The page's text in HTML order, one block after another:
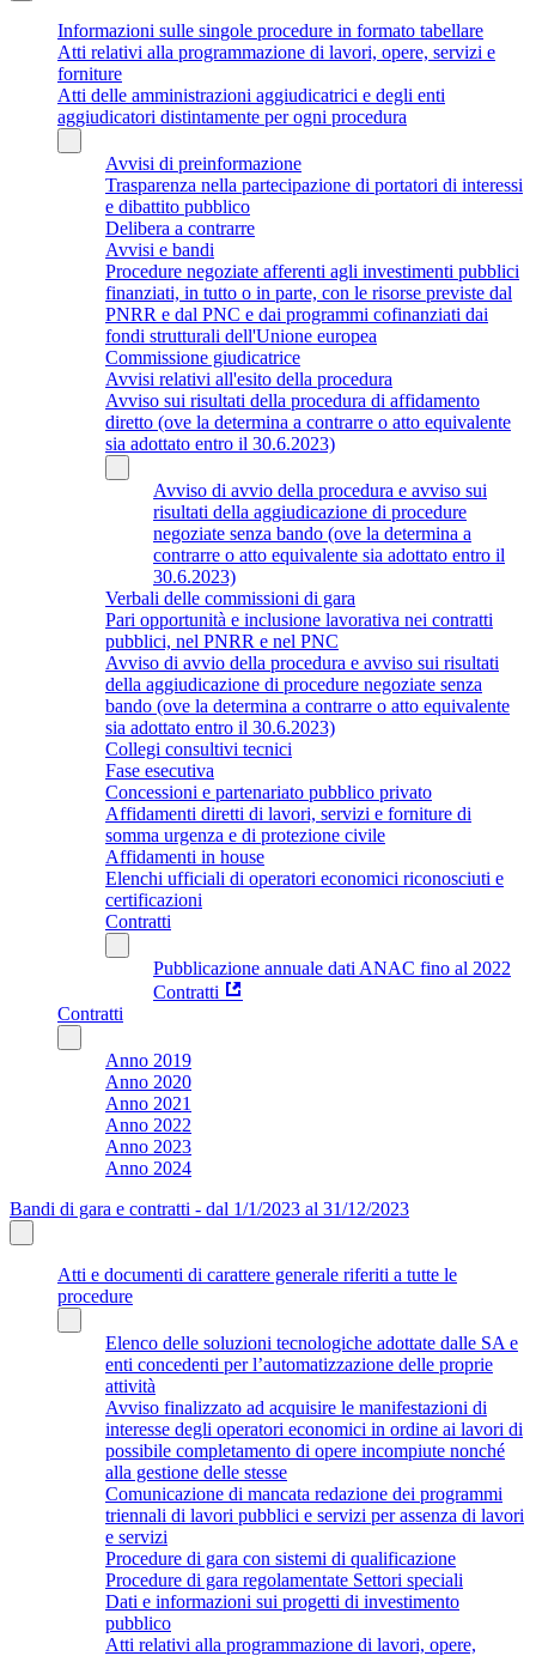
Informazioni sulle singole procedure in formato tabellare
Atti relativi alla programmazione di lavori, opere, servizi e
forniture
Atti delle amministrazioni aggiudicatrici e degli enti
aggiudicatori distintamente per ogni procedura
Avvisi di preinformazione
Trasparenza nella partecipazione di portatori di interessi
e dibattito pubblico
Delibera a contrarre
Avvisi e bandi
Procedure negoziate afferenti agli investimenti pubblici
finanziati, in tutto o in parte, con le risorse previste dal
PNRR e dal PNC e dai programmi cofinanziati dai
fondi strutturali dell'Unione europea
Commissione giudicatrice
Avvisi relativi all'esito della procedura
Avviso sui risultati della procedura di affidamento
diretto (ove la determina a contrarre o atto equivalente
sia adottato entro il 30.6.2023)
Avviso di avvio della procedura e avviso sui
risultati della aggiudicazione di procedure
negoziate senza bando (ove la determina a
contrarre o atto equivalente sia adottato entro il
30.6.2023)
Verbali delle commissioni di gara
Pari opportunità e inclusione lavorativa nei contratti
pubblici, nel PNRR e nel PNC
Avviso di avvio della procedura e avviso sui risultati
della aggiudicazione di procedure negoziate senza
bando (ove la determina a contrarre o atto equivalente
sia adottato entro il 30.6.2023)
Collegi consultivi tecnici
Fase esecutiva
Concessioni e partenariato pubblico privato
Affidamenti diretti di lavori, servizi e forniture di
somma urgenza e di protezione civile
Affidamenti in house
Elenchi ufficiali di operatori economici riconosciuti e
certificazioni
Contratti
Pubblicazione annuale dati ANAC fino al 2022
Contratti
Contratti
Anno 2019
Anno 2020
Anno 2021
Anno 2022
Anno 2023
Anno 2024
Bandi di gara e contratti - dal 1/1/2023 al 31/12/2023
Atti e documenti di carattere generale riferiti a tutte le
procedure
Elenco delle soluzioni tecnologiche adottate dalle SA e
enti concedenti per l’automatizzazione delle proprie
attività
Avviso finalizzato ad acquisire le manifestazioni di
interesse degli operatori economici in ordine ai lavori di
possibile completamento di opere incompiute nonché
alla gestione delle stesse
Comunicazione di mancata redazione dei programmi
triennali di lavori pubblici e servizi per assenza di lavori
e servizi
Procedure di gara con sistemi di qualificazione
Procedure di gara regolamentate Settori speciali
Dati e informazioni sui progetti di investimento
pubblico
Atti relativi alla programmazione di lavori, opere,